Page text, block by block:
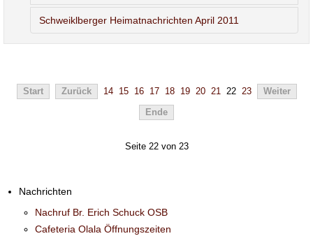
Schweiklberger Heimatnachrichten April 2011
Start Zurück 14 15 16 17 18 19 20 21 22 23 Weiter
Ende
Seite 22 von 23
Nachrichten
Nachruf Br. Erich Schuck OSB
Cafeteria Olala Öffnungszeiten